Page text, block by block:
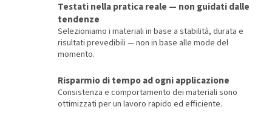
Testati nella pratica reale — non guidati dalle
tendenze
Selezioniamo i materiali in base a stabilità, durata e
risultati prevedibili — non in base alle mode del
momento.
Risparmio di tempo ad ogni applicazione
Consistenza e comportamento dei materiali sono
ottimizzati per un lavoro rapido ed efficiente.